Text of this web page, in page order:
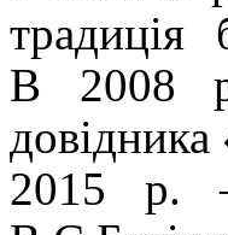
традиція
В 2008
2015 р. –